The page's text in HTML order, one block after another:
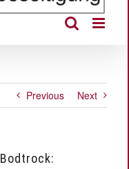
Previous Next